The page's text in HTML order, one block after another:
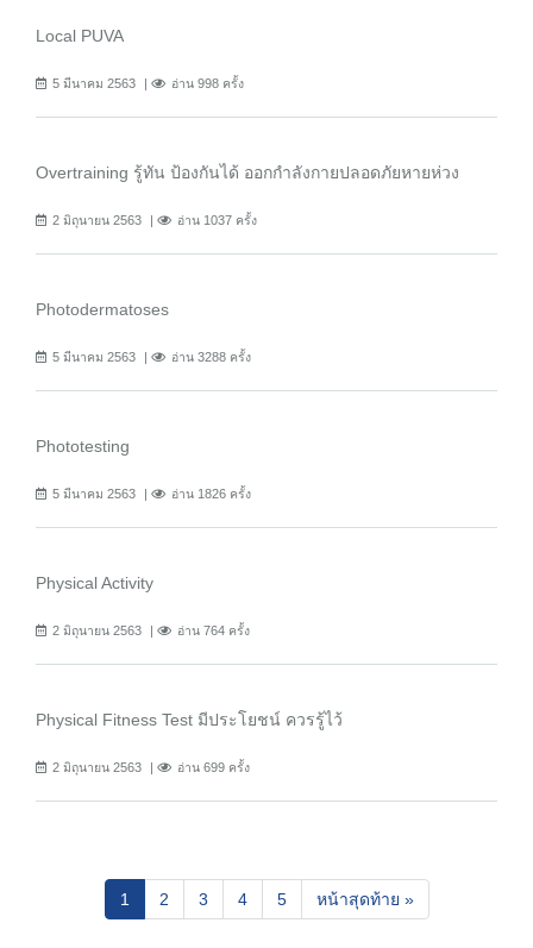
Local PUVA
5 มีนาคม 2563 อ่าน 998 ครั้ง
Overtraining รู้ทัน ป้องกันได้ ออกกำลังกายปลอดภัยหายห่วง
2 มิถุนายน 2563 อ่าน 1037 ครั้ง
Photodermatoses
5 มีนาคม 2563 อ่าน 3288 ครั้ง
Phototesting
5 มีนาคม 2563 อ่าน 1826 ครั้ง
Physical Activity
2 มิถุนายน 2563 อ่าน 764 ครั้ง
Physical Fitness Test มีประโยชน์ ควรรู้ไว้
2 มิถุนายน 2563 อ่าน 699 ครั้ง
1 (current)
2 3 4 5 หน้าสุดท้าย »